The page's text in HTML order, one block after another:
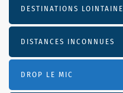
DESTINATIONS
DISTANCES INCONNUES
DROP LE MIC